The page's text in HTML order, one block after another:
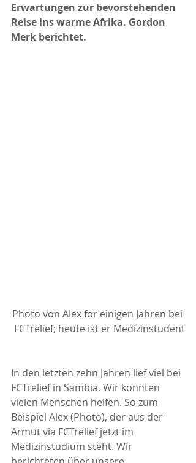
Erwartungen zur bevorstehenden
Reise ins warme Afrika. Gordon
Merk berichtet.
Photo von Alex for einigen Jahren bei
FCTrelief; heute ist er Medizinstudent
In den letzten zehn Jahren lief viel bei
FCTrelief in Sambia. Wir konnten
vielen Menschen helfen. So zum
Beispiel Alex (Photo), der aus der
Armut via FCTrelief jetzt im
Medizinstudium steht. Wir